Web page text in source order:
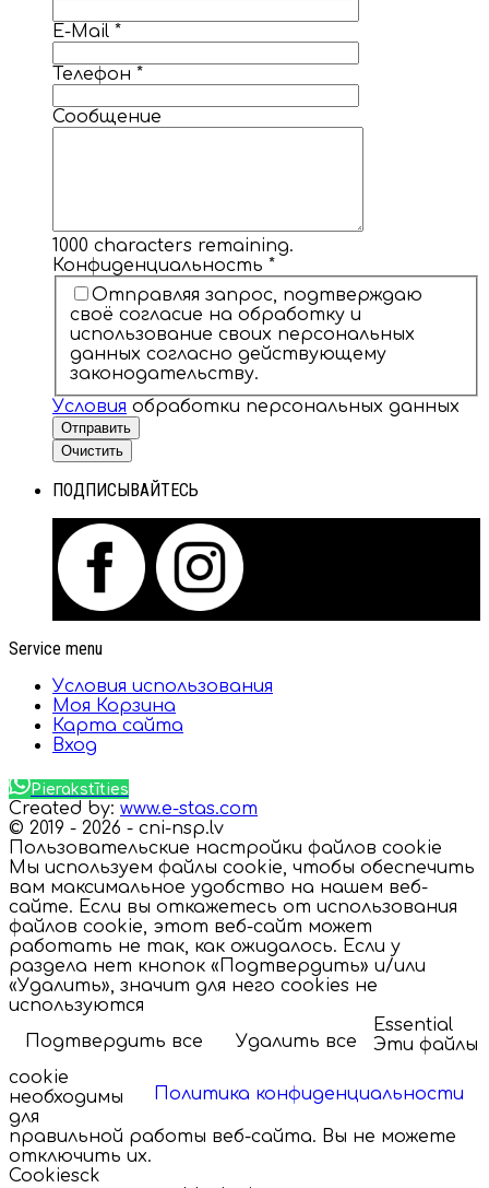
E-Mail *
Телефон *
Сообщение
1000 characters remaining.
Конфиденциальность *
Отправляя запрос, подтверждаю
своё согласие на обработку и
использование своих персональных
данных согласно действующему
законодательству.
Условия обработки персональных данных
Отправить
Очистить
ПОДПИСЫВАЙТЕСЬ
Service menu
Условия использования
Моя Корзина
Карта сайта
Вход
Pierakstīties
Created by: www.e-stas.com
© 2019 - 2026 - cni-nsp.lv
Пользовательские настройки файлов cookie
Мы используем файлы cookie, чтобы обеспечить
вам максимальное удобство на нашем веб-
сайте. Если вы откажетесь от использования
файлов cookie, этот веб-сайт может
работать не так, как ожидалось. Если у
раздела нет кнопок «Подтвердить» и/или
«Удалить», значит для него cookies не
используются
Подтвердить все
Удалить все
Политика конфиденциальности
Essential
Эти файлы
cookie
необходимы
для
правильной работы веб-сайта. Вы не можете
отключить их.
Cookiesck